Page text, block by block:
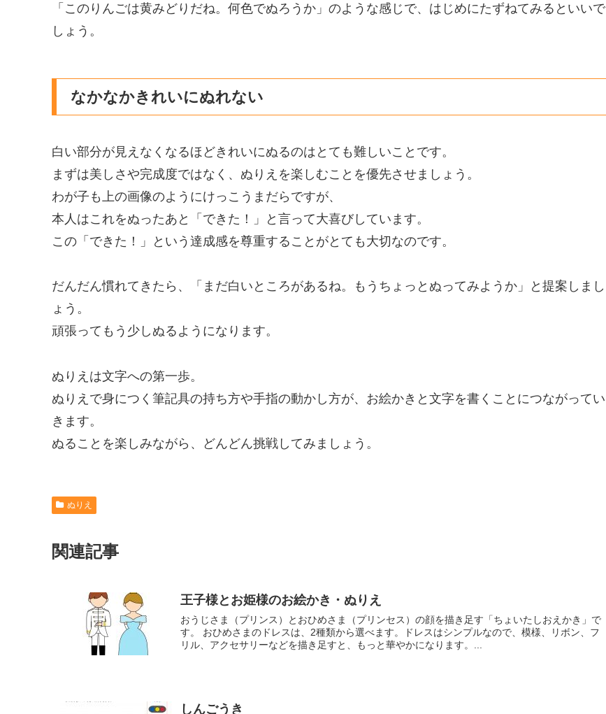
「このりんごは黄みどりだね。何色でぬろうか」のような感じで、はじめにたずねてみるといいで
しょう。
なかなかきれいにぬれない
白い部分が見えなくなるほどきれいにぬるのはとても難しいことです。
まずは美しさや完成度ではなく、ぬりえを楽しむことを優先させましょう。
わが子も上の画像のようにけっこうまだらですが、
本人はこれをぬったあと「できた！」と言って大喜びしています。
この「できた！」という達成感を尊重することがとても大切なのです。
だんだん慣れてきたら、「まだ白いところがあるね。もうちょっとぬってみようか」と提案しまし
ょう。
頑張ってもう少しぬるようになります。
ぬりえは文字への第一歩。
ぬりえで身につく筆記具の持ち方や手指の動かし方が、お絵かきと文字を書くことにつながってい
きます。
ぬることを楽しみながら、どんどん挑戦してみましょう。
ぬりえ
関連記事
王子様とお姫様のお絵かき・ぬりえ
おうじさま（プリンス）とおひめさま（プリンセス）の顔を描き足す「ちょいたしおえかき」で
す。 おひめさまのドレスは、2種類から選べます。ドレスはシンプルなので、模様、リボン、フ
リル、アクセサリーなどを描き足すと、もっと華やかになります。...
しんごうき